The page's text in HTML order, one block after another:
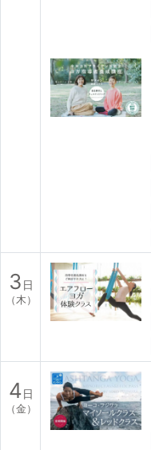
3 日
（木）
4日
（金）